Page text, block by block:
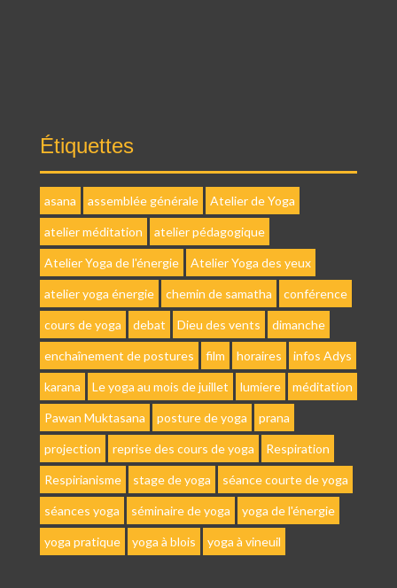
Étiquettes
asana assemblée générale Atelier de Yoga
atelier méditation atelier pédagogique
Atelier Yoga de l'énergie Atelier Yoga des yeux
atelier yoga énergie chemin de samatha conférence
cours de yoga debat Dieu des vents dimanche
enchaînement de postures film horaires infos Adys
karana Le yoga au mois de juillet lumiere méditation
Pawan Muktasana posture de yoga prana
projection reprise des cours de yoga Respiration
Respirianisme stage de yoga séance courte de yoga
séances yoga séminaire de yoga yoga de l'énergie
yoga pratique yoga à blois yoga à vineuil